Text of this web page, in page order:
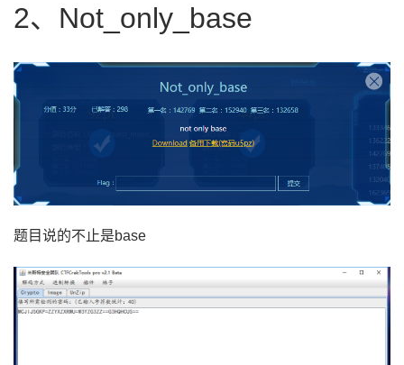
2、Not_only_base
题目说的不止是base